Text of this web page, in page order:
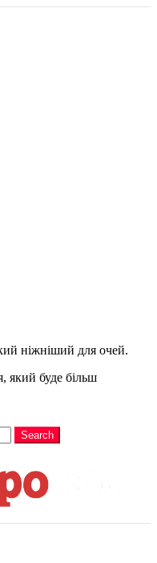
ніжніший для очей.
який буде більш
Search